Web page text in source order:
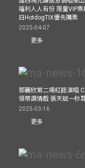
福利人人有份 限量VIP
日HotdogTIX優先購票
2025-04-07
更多
鄧麗欣第二場紅館演唱
領帶調情戲 張天賦一秒
2025-03-16
更多